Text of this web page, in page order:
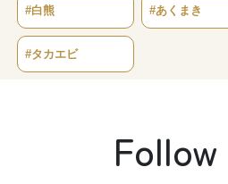
#白熊 #あくまき
#タカエビ